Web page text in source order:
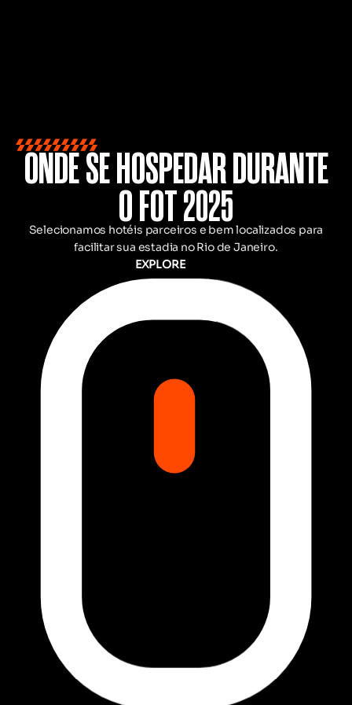
ONDE SE HOSPEDAR DURANTE
O FOT 2025
Selecionamos hotéis parceiros e bem localizados para
facilitar sua estadia no Rio de Janeiro.
EXPLORE